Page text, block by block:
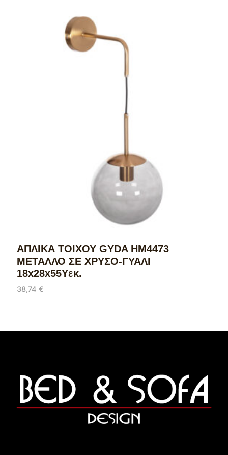
ΑΠΛΙΚΑ ΤΟΙΧΟΥ GYDA HM4473
ΜΕΤΑΛΛΟ ΣΕ ΧΡΥΣΟ-ΓΥΑΛΙ
18x28x55Υεκ.
38,74 €